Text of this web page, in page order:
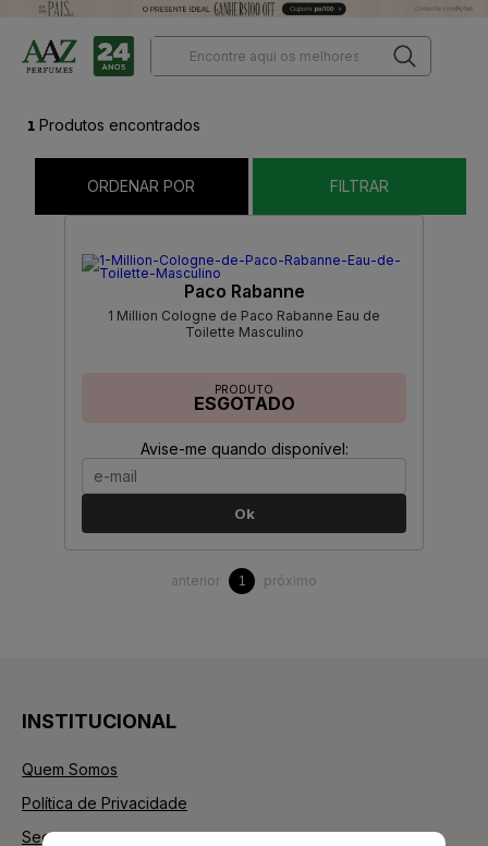
1 Produtos encontrados
ORDENAR POR FILTRAR
Paco Rabanne
1 Million Cologne de Paco Rabanne Eau de
Toilette Masculino
PRODUTO
ESGOTADO
Avise-me quando disponível:
Ok
anterior 1 próximo
INSTITUCIONAL
Quem Somos
Política de Privacidade
Segurança